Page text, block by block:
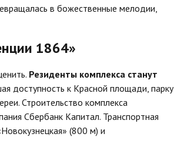
в божественные мелодии,
1864»
Резиденты комплекса станут
доступность к Красной площади, парку
Строительство комплекса
Сбербанк Капитал. Транспортная
(800 м) и